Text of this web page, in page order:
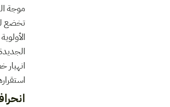
موجة
تخضع